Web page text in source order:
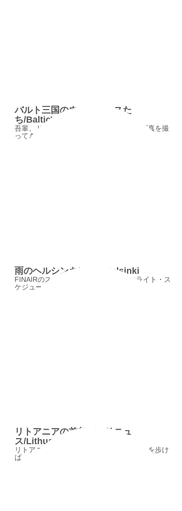
バルト三国のウエイトレスた
ち/BalticWaitress
吾輩、ドギマギしながらバルトの女性の写真を撮
ってきたが
雨のヘルシンキ/RainyHelsinki
FINAIRのストライキで、二転三転のフライト・ス
ケジュールに
リトアニアの首都ヴィリニュ
ス/LithuaniaVilnius
リトアニアの首都ヴィリニュスの旧市街地を歩け
ば